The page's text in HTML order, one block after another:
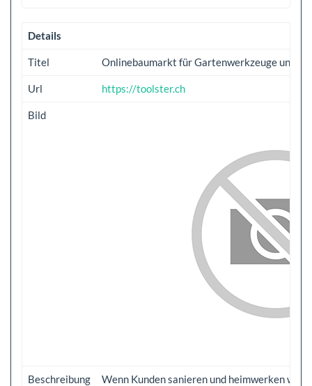
Details
Titel Onlinebaumarkt für Gartenwerkzeuge und
Url https://toolster.ch
Bild
Beschreibung Wenn Kunden sanieren und heimwerken